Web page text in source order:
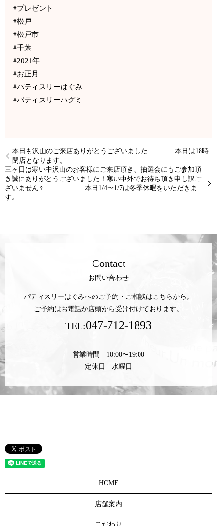
#プレゼント
#松戸
#松戸市
#千葉
#2021年
#お正月
#パティスリーはぐみ
#パティスリーハグミ
本日も沢山のご来店ありがとうございました 本日は18時
閉店となります。
三ヶ日は寒い中沢山のお客様にご来店頂き、抽選会にもご参加頂
き誠にありがとうございました！寒い中外でお待ち頂き申し訳ご
ざいません‍♀️ 本日1/4〜1/7は冬季休暇をいただきま
す。
Contact
お問い合わせ
パティスリーはぐみへのご予約・ご相談はこちらから。
ご予約はお電話か店頭から受け付けております。
TEL:047-712-1893
営業時間 10:00〜19:00
定休日 水曜日
HOME
店舗案内
こだわり